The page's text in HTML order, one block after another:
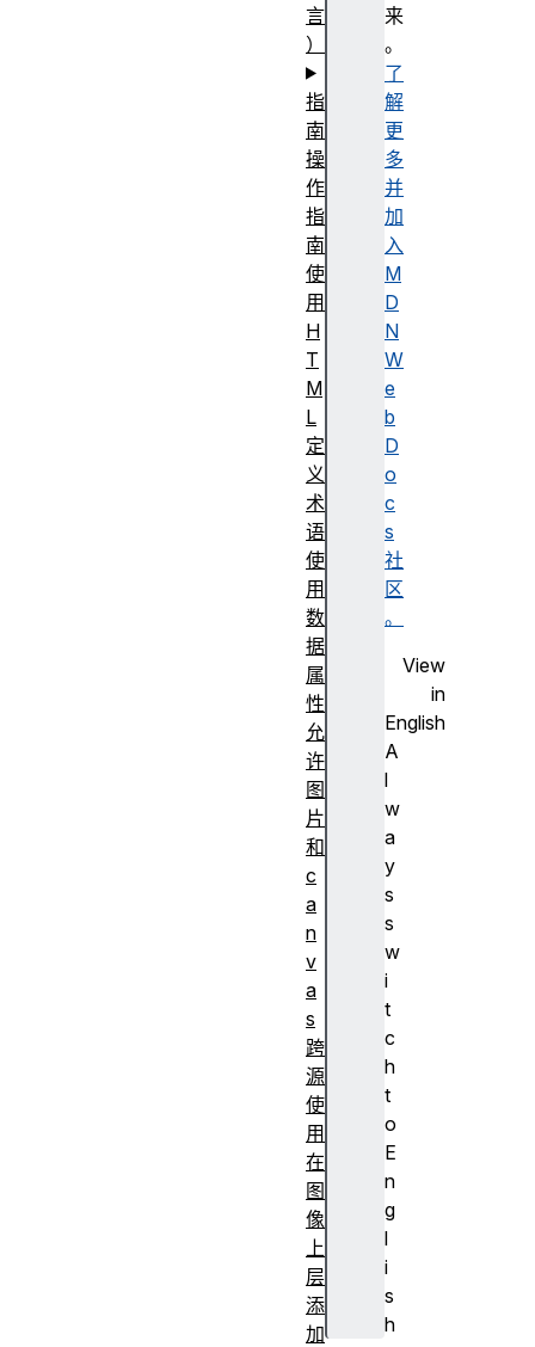
来
。
了
解
更
多
并
加
入
M
D
N
W
e
b
D
o
c
s
社
区
。
View
in
English
A
l
w
a
y
s
s
w
i
t
c
h
t
o
E
n
g
l
i
s
h
言
）
指
南
操
作
指
南
使
用
H
T
M
L
定
义
术
语
使
用
数
据
属
性
允
许
图
片
和
c
a
n
v
a
s
跨
源
使
用
在
图
像
上
层
添
加